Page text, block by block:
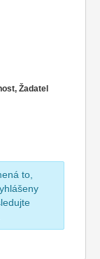
Žadatel
to,